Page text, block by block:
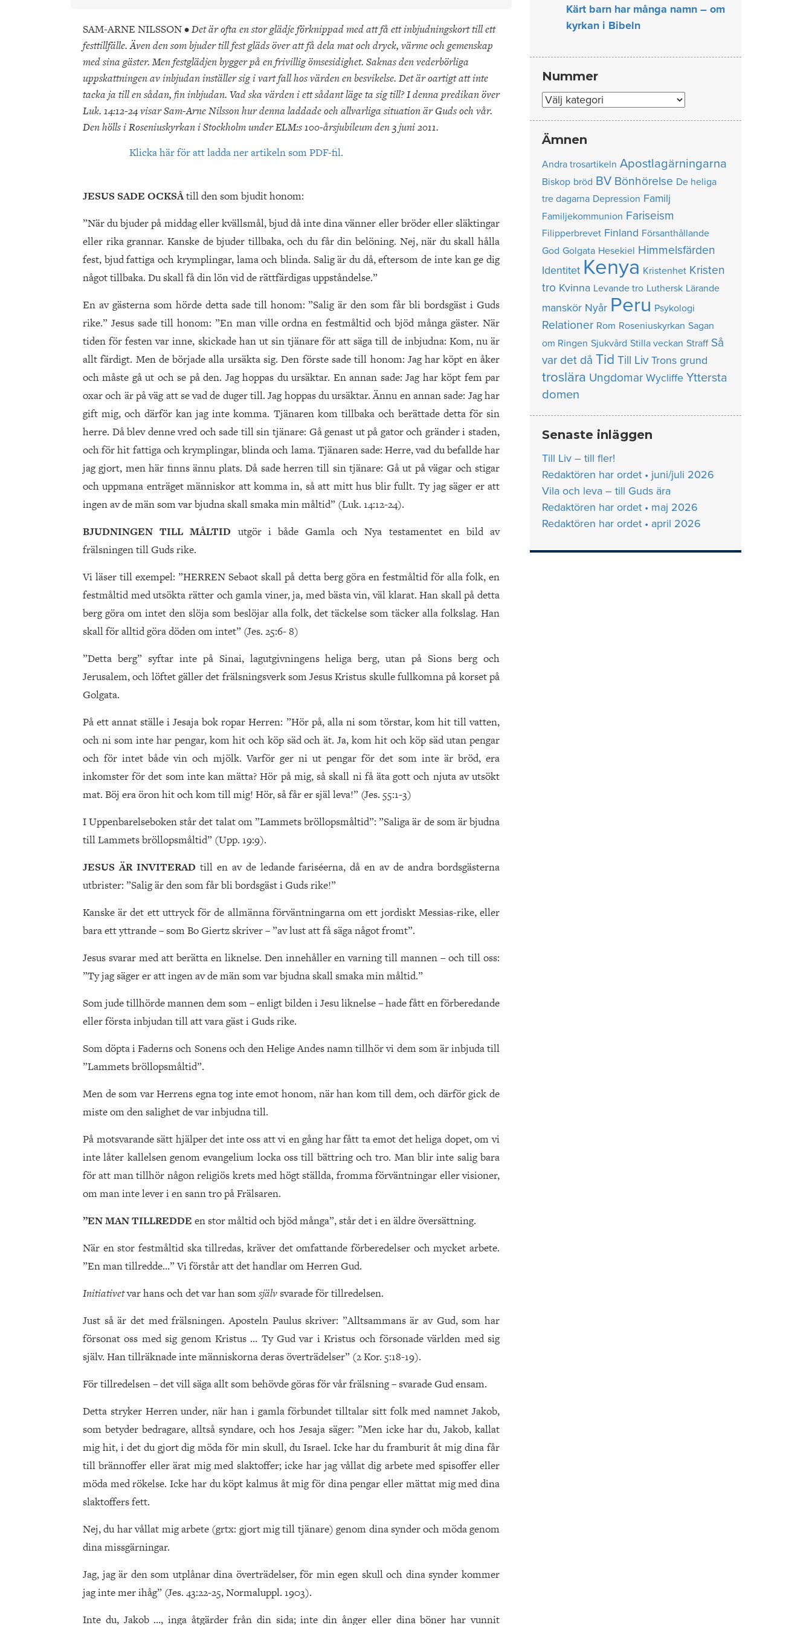
SAM-ARNE NILSSON •Det är ofta en stor glädje förknippad med att få ett inbjudningskort till ett
festtillfälle. Även den som bjuder till fest gläds över att få dela mat och dryck, värme och gemenskap
med sina gäster. Men festglädjen bygger på en frivillig ömsesidighet. Saknas den vederbörliga
uppskattningen av inbjudan inställer sig i vart fall hos värden en besvikelse. Det är oartigt att inte
tacka ja till en sådan, fin inbjudan. Vad ska värden i ett sådant läge ta sig till? I denna predikan över
Luk. 14:12-24 visar Sam-Arne Nilsson hur denna laddade och allvarliga situation är Guds och vår.
Den hölls i Roseniuskyrkan i Stockholm under ELM:s 100-årsjubileum den 3 juni 2011.
Klicka här för att ladda ner artikeln som PDF-fil.
JESUS SADE OCKSÅtill den som bjudit honom:
”När du bjuder på middag eller kvällsmål, bjud då inte dina vänner eller bröder eller släktingar
eller rika grannar. Kanske de bjuder tillbaka, och du får din belöning. Nej, när du skall hålla
fest, bjud fattiga och krymplingar, lama och blinda. Salig är du då, eftersom de inte kan ge dig
något tillbaka. Du skall få din lön vid de rättfärdigas uppståndelse.”
En av gästerna som hörde detta sade till honom: ”Salig är den som får bli bordsgäst i Guds
rike.” Jesus sade till honom: ”En man ville ordna en festmåltid och bjöd många gäster. När
tiden för festen var inne, skickade han ut sin tjänare för att säga till de inbjudna: Kom, nu är
allt färdigt. Men de började alla ursäkta sig. Den förste sade till honom: Jag har köpt en åker
och måste gå ut och se på den. Jag hoppas du ursäktar. En annan sade: Jag har köpt fem par
oxar och är på väg att se vad de duger till. Jag hoppas du ursäktar. Ännu en annan sade: Jag har
gift mig, och därför kan jag inte komma. Tjänaren kom tillbaka och berättade detta för sin
herre. Då blev denne vred och sade till sin tjänare: Gå genast ut på gator och gränder i staden,
och för hit fattiga och krymplingar, blinda och lama. Tjänaren sade: Herre, vad du befallde har
jag gjort, men här finns ännu plats. Då sade herren till sin tjänare: Gå ut på vägar och stigar
och uppmana enträget människor att komma in, så att mitt hus blir fullt. Ty jag säger er att
ingen av de män som var bjudna skall smaka min måltid” (Luk. 14:12-24).
BJUDNINGEN TILL MÅLTID utgör i både Gamla och Nya testamentet en bild av
frälsningen till Guds rike.
Vi läser till exempel: ”HERREN Sebaot skall på detta berg göra en festmåltid för alla folk, en
festmåltid med utsökta rätter och gamla viner, ja, med bästa vin, väl klarat. Han skall på detta
berg göra om intet den slöja som beslöjar alla folk, det täckelse som täcker alla folkslag. Han
skall för alltid göra döden om intet” (Jes. 25:6- 8)
”Detta berg” syftar inte på Sinai, lagutgivningens heliga berg, utan på Sions berg och
Jerusalem, och löftet gäller det frälsningsverk som Jesus Kristus skulle fullkomna på korset på
Golgata.
På ett annat ställe i Jesaja bok ropar Herren: ”Hör på, alla ni som törstar, kom hit till vatten,
och ni som inte har pengar, kom hit och köp säd och ät. Ja, kom hit och köp säd utan pengar
och för intet både vin och mjölk. Varför ger ni ut pengar för det som inte är bröd, era
inkomster för det som inte kan mätta? Hör på mig, så skall ni få äta gott och njuta av utsökt
mat. Böj era öron hit och kom till mig! Hör, så får er själ leva!” (Jes. 55:1-3)
I Uppenbarelseboken står det talat om ”Lammets bröllopsmåltid”: ”Saliga är de som är bjudna
till Lammets bröllopsmåltid” (Upp. 19:9).
JESUS ÄR INVITERAD till en av de ledande fariséerna, då en av de andra bordsgästerna
utbrister: ”Salig är den som får bli bordsgäst i Guds rike!”
Kanske är det ett uttryck för de allmänna förväntningarna om ett jordiskt Messias-rike, eller
bara ett yttrande – som Bo Giertz skriver – ”av lust att få säga något fromt”.
Jesus svarar med att berätta en liknelse. Den innehåller en varning till mannen – och till oss:
”Ty jag säger er att ingen av de män som var bjudna skall smaka min måltid.”
Som jude tillhörde mannen dem som – enligt bilden i Jesu liknelse – hade fått en förberedande
eller första inbjudan till att vara gäst i Guds rike.
Som döpta i Faderns och Sonens och den Helige Andes namn tillhör vi dem som är inbjuda till
”Lammets bröllopsmåltid”.
Men de som var Herrens egna tog inte emot honom, när han kom till dem, och därför gick de
miste om den salighet de var inbjudna till.
På motsvarande sätt hjälper det inte oss att vi en gång har fått ta emot det heliga dopet, om vi
inte låter kallelsen genom evangelium locka oss till bättring och tro. Man blir inte salig bara
för att man tillhör någon religiös krets med högt ställda, fromma förväntningar eller visioner,
om man inte lever i en sann tro på Frälsaren.
”EN MAN TILLREDDE en stor måltid och bjöd många”, står det i en äldre översättning.
När en stor festmåltid ska tillredas, kräver det omfattande förberedelser och mycket arbete.
”En man tillredde…” Vi förstår att det handlar om Herren Gud.
Initiativetvar hans och det var han somsjälv svarade för tillredelsen.
Just så är det med frälsningen. Aposteln Paulus skriver: ”Alltsammans är av Gud, som har
försonat oss med sig genom Kristus … Ty Gud var i Kristus och försonade världen med sig
själv. Han tillräknade inte människorna deras överträdelser” (2 Kor. 5:18-19).
För tillredelsen – det vill säga allt som behövde göras för vår frälsning – svarade Gud ensam.
Detta stryker Herren under, när han i gamla förbundet tilltalar sitt folk med namnet Jakob,
som betyder bedragare, alltså syndare, och hos Jesaja säger: ”Men icke har du, Jakob, kallat
mig hit, i det du gjort dig möda för min skull, du Israel. Icke har du framburit åt mig dina får
till brännoffer eller ärat mig med slaktoffer; icke har jag vållat dig arbete med spisoffer eller
möda med rökelse. Icke har du köpt kalmus åt mig för dina pengar eller mättat mig med dina
slaktoffers fett.
Nej, du har vållat mig arbete (grtx: gjort mig till tjänare) genom dina synder och möda genom
dina missgärningar.
Jag, jag är den som utplånar dina överträdelser, för min egen skull och dina synder kommer
jag inte mer ihåg” (Jes. 43:22-25, Normaluppl. 1903).
Inte du, Jakob …, inga åtgärder från din sida; inte din ånger eller dina böner har vunnit
Kärt barn har många namn – om
kyrkan i Bibeln
Nummer
Nummer
Ämnen
Andra trosartikeln Apostlagärningarna
Biskop bröd BV Bönhörelse De heliga
tre dagarna Depression Familj
Familjekommunion Fariseism
Filipperbrevet Finland Försanthållande
God Golgata Hesekiel Himmelsfärden
Identitet Kenya Kristenhet Kristen
tro Kvinna Levande tro Luthersk Lärande
manskör Nyår Peru Psykologi
Relationer Rom Roseniuskyrkan Sagan
om Ringen Sjukvård Stilla veckan Straff Så
var det då Tid Till Liv Trons grund
troslära Ungdomar Wycliffe Yttersta
domen
Senaste inläggen
Till Liv – till fler!
Redaktören har ordet • juni/juli 2026
Vila och leva – till Guds ära
Redaktören har ordet • maj 2026
Redaktören har ordet • april 2026